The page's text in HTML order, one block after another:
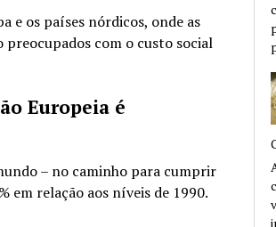
e os países nórdicos, onde as
preocupados com o custo social
Europeia é
– no caminho para cumprir
em relação aos níveis de 1990.